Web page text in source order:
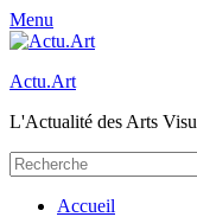
Menu
Actu.Art
L'Actualité des Arts
Recherche
pour:
Premier
Aller
Accueil